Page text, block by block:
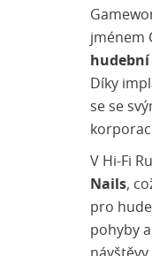
jménem
Díky
se se
V Hi-Fi
Nails,
pro
pohyby